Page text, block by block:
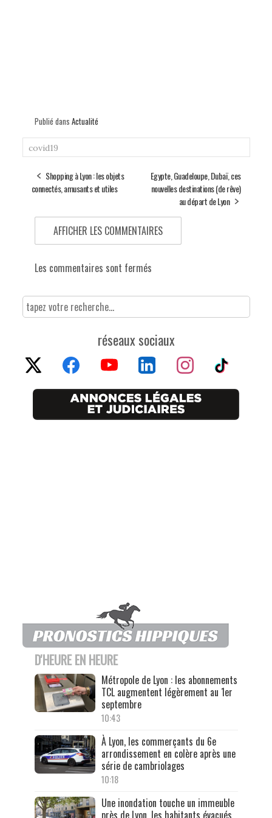
Publié dans Actualité
covid19
Shopping à Lyon : les objets
connectés, amusants et utiles
Egypte, Guadeloupe, Dubaï, ces
nouvelles destinations (de rêve)
au départ de Lyon
AFFICHER LES COMMENTAIRES
Les commentaires sont fermés
réseaux sociaux
D'HEURE EN HEURE
Métropole de Lyon : les abonnements
TCL augmentent légèrement au 1er
septembre
10:43
À Lyon, les commerçants du 6e
arrondissement en colère après une
série de cambriolages
10:18
Une inondation touche un immeuble
près de Lyon, les habitants évacués